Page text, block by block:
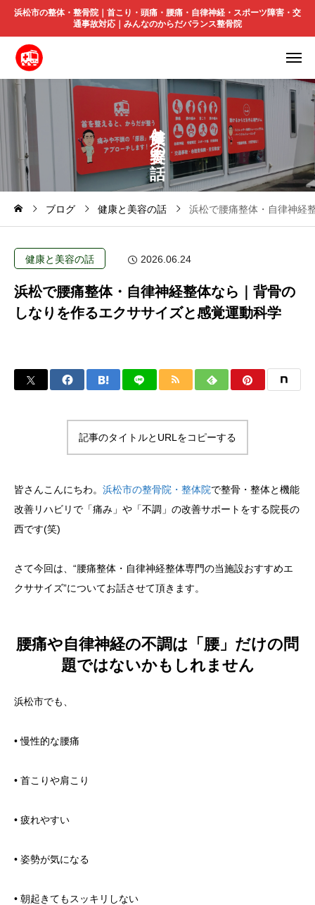
浜松市の整体・整骨院｜首こり・頭痛・腰痛・自律神経・スポーツ障害・交
通事故対応｜みんなのからだバランス整骨院
と
の
ブログ 健康と美容の話 浜松で腰痛整体・自律神経
健康と美容の話 2026.06.24
浜松で腰痛整体・自律神経整体なら｜背骨の
しなりを作るエクササイズと感覚運動科学
記事のタイトルとURLをコピーする
皆さんこんにちわ。 浜松市の整骨院・整体院で整骨・整体と機能
改善リハビリで「痛み」や「不調」の改善サポートをする院長の
西です(笑)
さて今回は、“腰痛整体・自律神経整体専門の当施設おすすめエ
クササイズ”についてお話させて頂きます。
腰痛や自律神経の不調は「腰」だけの問
題ではないかもしれません
浜松市でも、
• 慢性的な腰痛
• 首こりや肩こり
• 疲れやすい
• 姿勢が気になる
• 朝起きてもスッキリしない